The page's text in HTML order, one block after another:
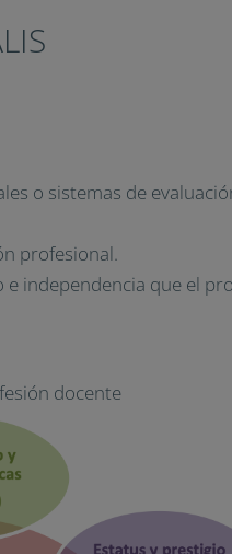
o sistemas de
profesional.
independencia que el
docente